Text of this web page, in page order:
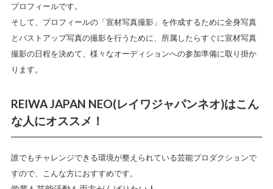
プロフィールです。
そして、プロフィールの「宣材写真撮影」を作成するために全身写真
とバストアップ写真の撮影を行うために、所属したらすぐに宣材写真
撮影の日程を決めて、様々なオーディションへの参加準備に取り掛か
ります。
REIWA JAPAN NEO(レイワジャパンネオ)はこん
な人にオススメ！
誰でもチャレンジできる環境が整えられている芸能プロダクションで
すので、こんな方におすすめです。